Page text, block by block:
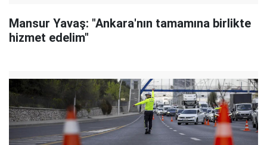
Mansur Yavaş: "Ankara'nın tamamına birlikte
hizmet edelim"